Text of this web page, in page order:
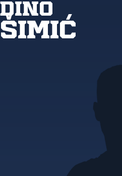
Dino
Šimić